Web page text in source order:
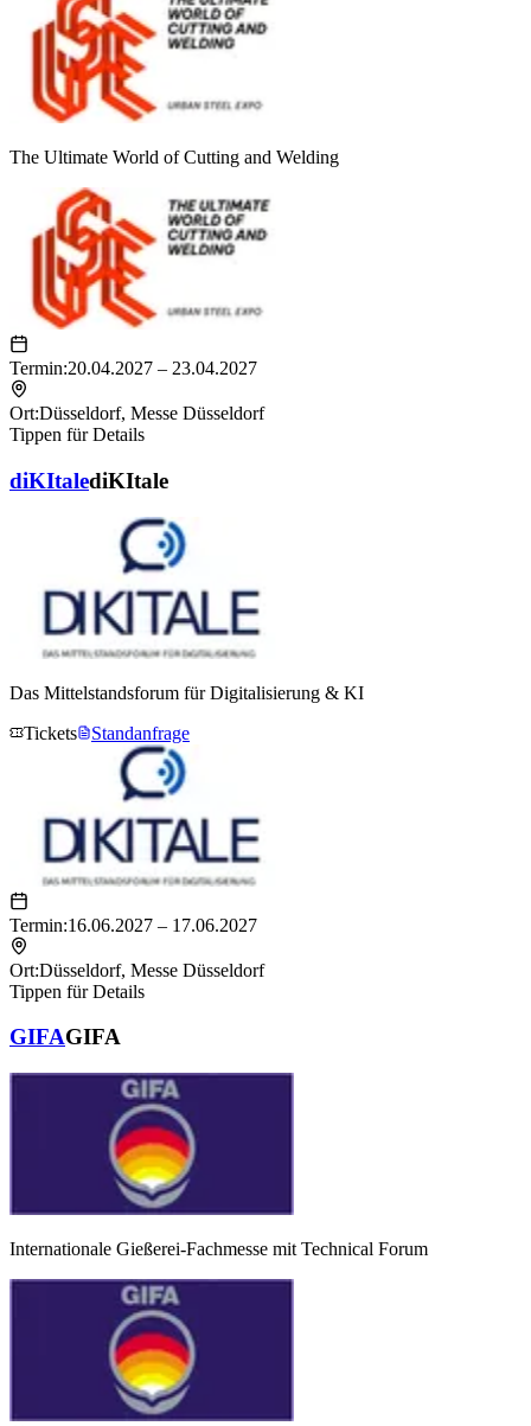
The Ultimate World of Cutting and Welding
Termin:20.04.2027 – 23.04.2027
Ort:Düsseldorf, Messe Düsseldorf
Tippen für Details
diKItalediKItale
Das Mittelstandsforum für Digitalisierung & KI
Tickets
Standanfrage
Termin:16.06.2027 – 17.06.2027
Ort:Düsseldorf, Messe Düsseldorf
Tippen für Details
GIFAGIFA
Internationale Gießerei-Fachmesse mit Technical Forum